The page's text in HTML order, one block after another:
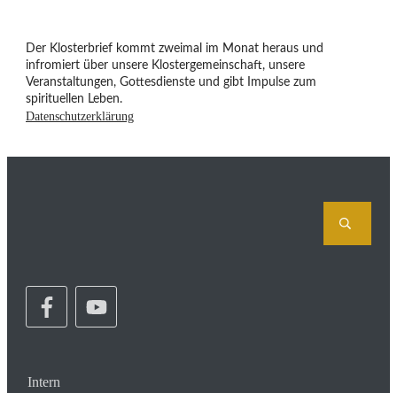
Der Klosterbrief kommt zweimal im Monat heraus und
infromiert über unsere Klostergemeinschaft, unsere
Veranstaltungen, Gottesdienste und gibt Impulse zum
spirituellen Leben.
Datenschutzerklärung
Intern